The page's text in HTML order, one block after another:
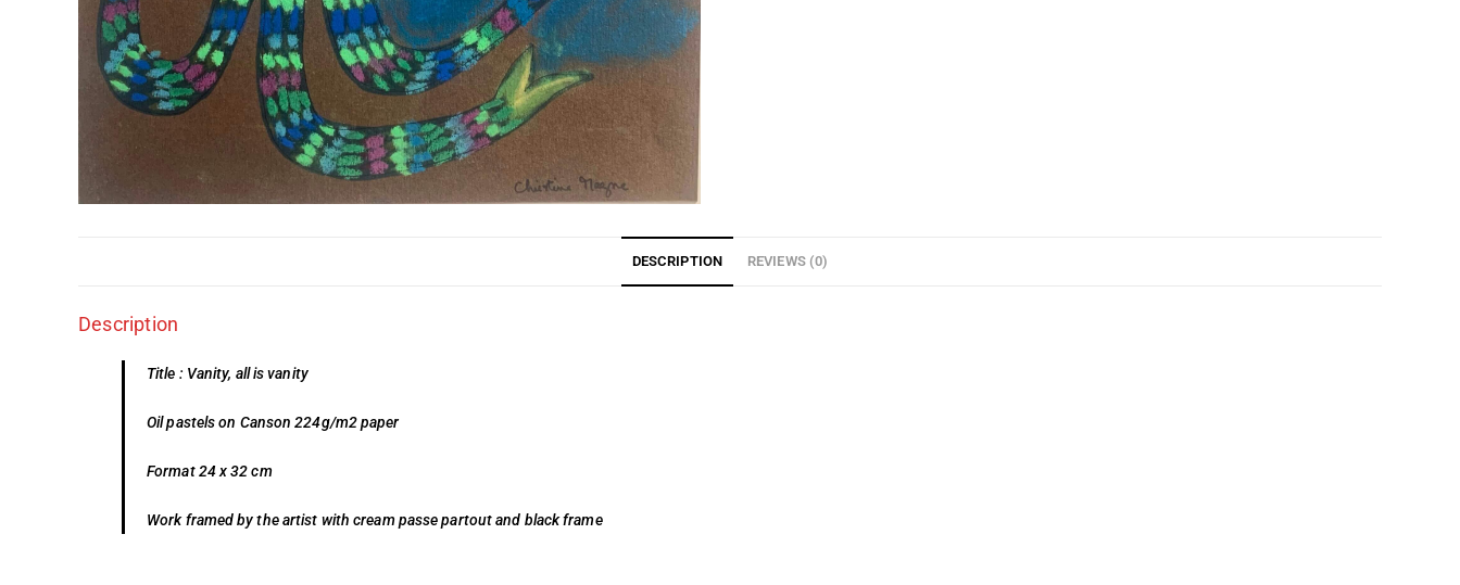
DESCRIPTION REVIEWS (0)
Description
Title : Vanity, all is vanity
Oil pastels on Canson 224g/m2 paper
Format 24 x 32 cm
Work framed by the artist with cream passe partout and black frame